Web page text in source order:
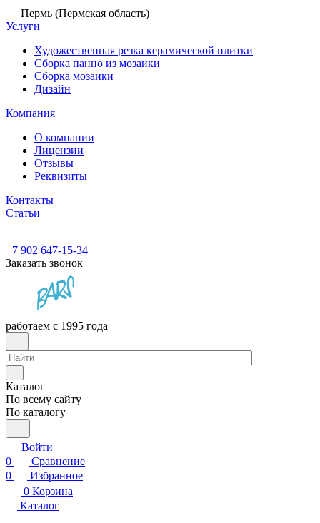
Пермь (Пермская область)
Услуги
Художественная резка керамической плитки
Сборка панно из мозаики
Сборка мозаики
Дизайн
Компания
О компании
Лицензии
Отзывы
Реквизиты
Контакты
Статьи
+7 902 647-15-34
Заказать звонок
работаем с 1995 года
Каталог
По всему сайту
По каталогу
Войти
0
Сравнение
0
Избранное
0 Корзина
Каталог